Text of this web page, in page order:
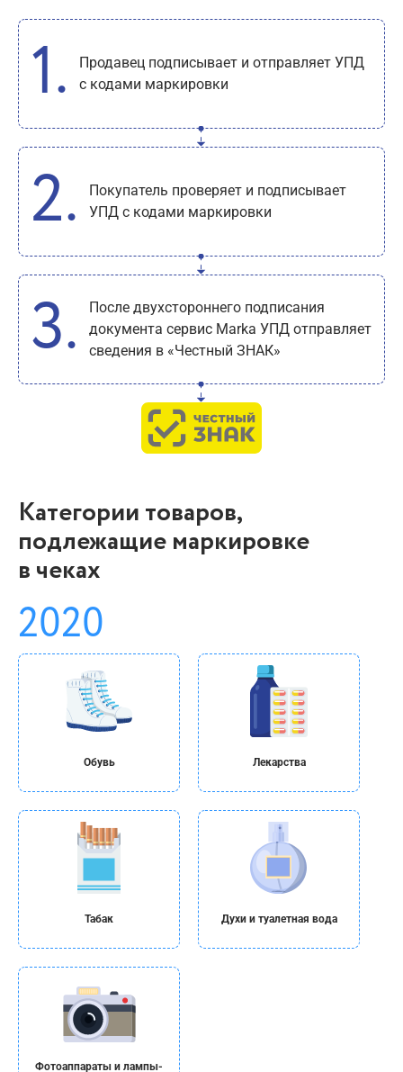
Продавец подписывает и отправляет УПД
с кодами маркировки
Покупатель проверяет и подписывает
УПД с кодами маркировки
После двухстороннего подписания
документа сервис Marka УПД отправляет
сведения в «Честный ЗНАК»
Категории товаров,
подлежащие маркировке
в чеках
Обувь Лекарства
Табак Духи и туалетная вода
Фотоаппараты и лампы-